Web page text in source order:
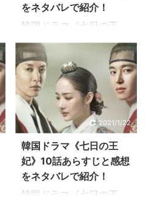
と一夜を過ご ...
た歴史ロマンス。 切ない
人が続出のドラマです！
韓国ドラマ《七日の王
妃》15話のあらすじ 14
話では… 大臣たちの前
で、ついに密旨の内容が
明らかになります。密旨
には「晋城大君が成人し
たら燕山君は上位し、補
佐すること」と書かれて
いました。 とこ ...
をネタバレで紹介！
韓国ドラマ《七日の王
妃》12話のあらすじを感
想を交えながらお伝えし
ています。 パク・ミニョ
ン、ヨン・ウジン、イ・
ドンゴン共演の王宮ロマ
ンス大作《七日の王妃》
は、実話をモチーフに、
2人の王に愛され7日間だ
け王妃の座につき、廃妃
された女性の悲恋を描い
た歴史ロマンス。 切ない
2021/1/22
韓国ドラマ《七日の王
妃》10話あらすじと感想
をネタバレで紹介！
韓国ドラマ《七日の王